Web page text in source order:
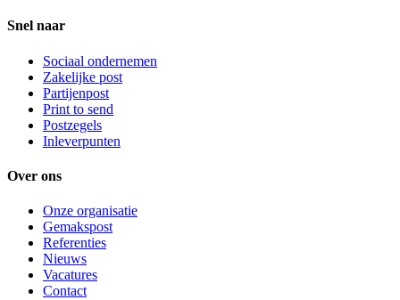
Snel naar
Sociaal ondernemen
Zakelijke post
Partijenpost
Print to send
Postzegels
Inleverpunten
Over ons
Onze organisatie
Gemakspost
Referenties
Nieuws
Vacatures
Contact